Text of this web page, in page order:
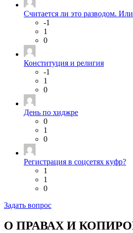
Считается ли это разводом.
-1
1
0
Конституция и религия
-1
1
0
День по хиджре
0
1
0
Регистрация в соцсетях куфр?
1
1
0
Задать вопрос
О ПРАВАХ И